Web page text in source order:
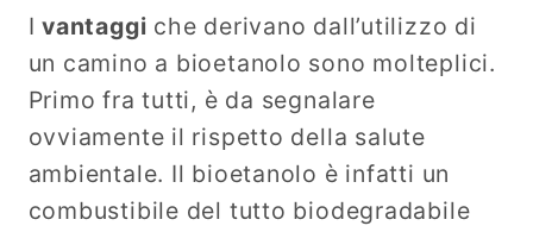
Ivantaggi che derivano dall’utilizzo di
un camino a bioetanolo sono molteplici.
Primo fra tutti, è da segnalare
ovviamente il rispetto della salute
ambientale. Il bioetanolo è infatti un
combustibile del tutto biodegradabile